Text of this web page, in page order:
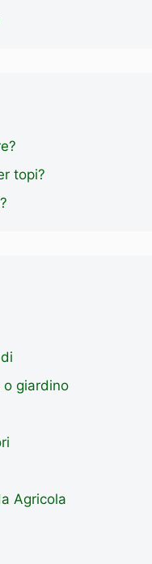
topi?
o giardino
Agricola